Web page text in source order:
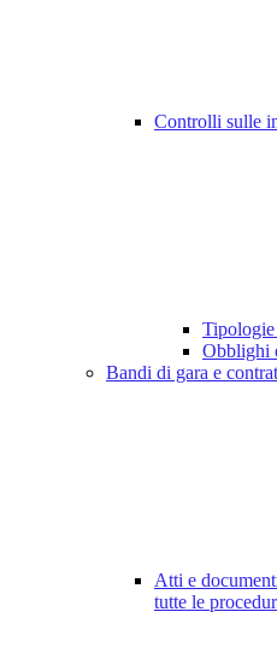
Controlli sulle
Obblighi
Bandi di gara e
Atti e
tutte le